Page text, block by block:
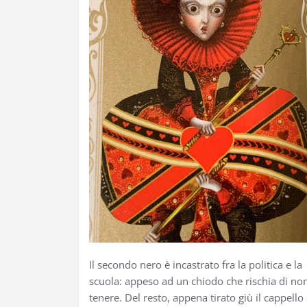
Il secondo nero è incastrato fra la politica e la
scuola: appeso ad un chiodo che rischia di
tenere. Del resto, appena tirato giù il cappello